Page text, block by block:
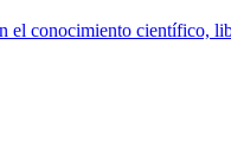
el conocimiento científico,